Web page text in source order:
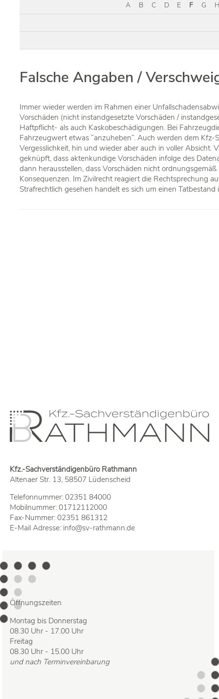
A B C D E F G
Falsche Angaben /
Immer wieder werden im Rahmen einer
Vorschäden (nicht instandgesetzte Vorschäden /
Haftpflicht- als auch Kaskobeschädigungen. Bei
Fahrzeugwert etwas “anzuheben”. Auch werden dem
Vergesslichkeit, hin und wieder aber auch in voller
geknüpft, dass aktenkundige Vorschäden infolge des
dann herausstellen, dass Vorschäden nicht
Konsequenzen. Im Zivilrecht reagiert die Rechtsprechung
Strafrechtlich gesehen handelt es sich um einen Tatbestand
Kfz.-Sachverständigenbüro Rathmann
Altenaer Str. 13, 58507 Lüdenscheid
Telefonnummer: 02351 84000
Mobilnummer: 01712112000
Fax-Nummer: 02351 861312
E-Mail Adresse: info@sv-rathmann.de
Öffnungszeiten
Montag bis Donnerstag
08.30 Uhr - 17.00 Uhr
Freitag
08.30 Uhr - 15.00 Uhr
und nach Terminvereinbarung